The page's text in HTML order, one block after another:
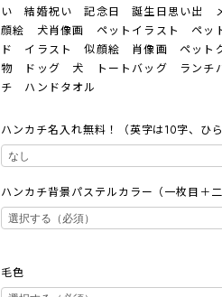
い 結婚祝い 記念日 誕生日思い出
顔絵 犬肖像画 ペットイラスト ペッ
ド イラスト 似顔絵 肖像画 ペット
物 ドッグ 犬 トートバッグ ランチ
チ ハンドタオル
ハンカチ名入れ無料！（英字は10字、ひ
ハンカチ背景パステルカラー（一枚目＋二
毛色